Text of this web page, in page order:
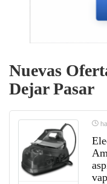
Nuevas
Dejar Pasar